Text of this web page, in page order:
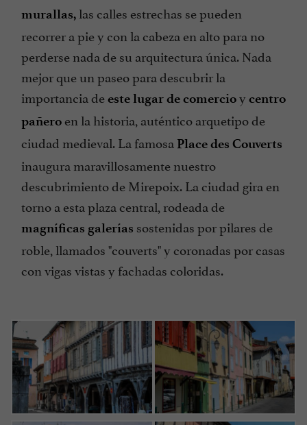
murallas, las calles estrechas se pueden
recorrer a pie y con la cabeza en alto para no
perderse nada de su arquitectura única. Nada
mejor que un paseo para descubrir la
importancia deeste lugar de comercioy centro
pañero en la historia, auténtico arquetipo de
ciudad medieval. La famosa Place des Couverts
inaugura maravillosamente nuestro
descubrimiento de Mirepoix. La ciudad gira en
torno a esta plaza central, rodeada de
magníficas galerías sostenidas por pilares de
roble, llamados "couverts" y coronadas por casas
con vigas vistas y fachadas coloridas.